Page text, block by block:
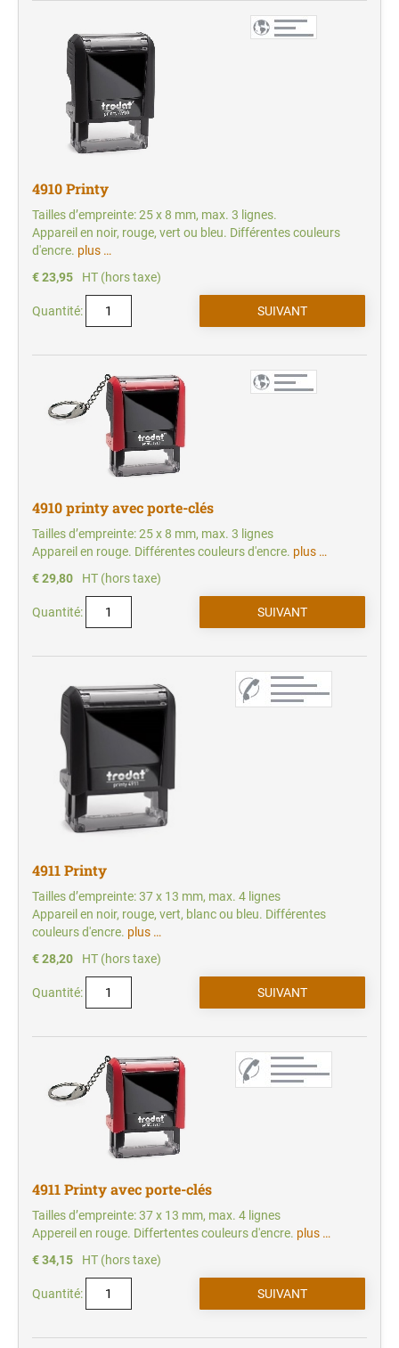
4910 Printy
Tailles d’empreinte: 25 x 8 mm, max. 3 lignes.
Appareil en noir, rouge, vert ou bleu. Différentes couleurs
d'encre. plus …
€ 23,95
HT (hors taxe)
Quantité:
4910 printy avec porte-clés
Tailles d’empreinte: 25 x 8 mm, max. 3 lignes
Appareil en rouge. Différentes couleurs d'encre. plus …
€ 29,80
HT (hors taxe)
Quantité:
4911 Printy
Tailles d’empreinte: 37 x 13 mm, max. 4 lignes
Appareil en noir, rouge, vert, blanc ou bleu. Différentes
couleurs d'encre. plus …
€ 28,20
HT (hors taxe)
Quantité:
4911 Printy avec porte-clés
Tailles d’empreinte: 37 x 13 mm, max. 4 lignes
Appereil en rouge. Differtentes couleurs d'encre. plus …
€ 34,15
HT (hors taxe)
Quantité: